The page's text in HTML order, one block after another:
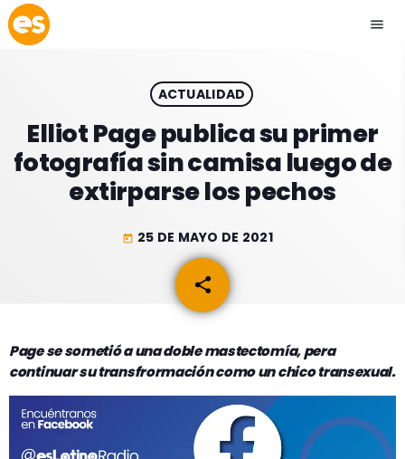
menu
play_arrow EMISIÓN LA PAZ
play_arrow EMISIÓN COCHABAMBA
ACTUALIDAD
ESPECTÁCULOS
GEEKERS
PROGRAMACIÓN
INICIO
RADIO SPLENDID
ACTUALIDAD
Elliot Page publica su primer
fotografía sin camisa luego de
extirparse los pechos
today 25 DE MAYO DE 2021
share
email
Page se sometió a una doble mastectomía, pera
continuar su transfrormación como un chico transexual.